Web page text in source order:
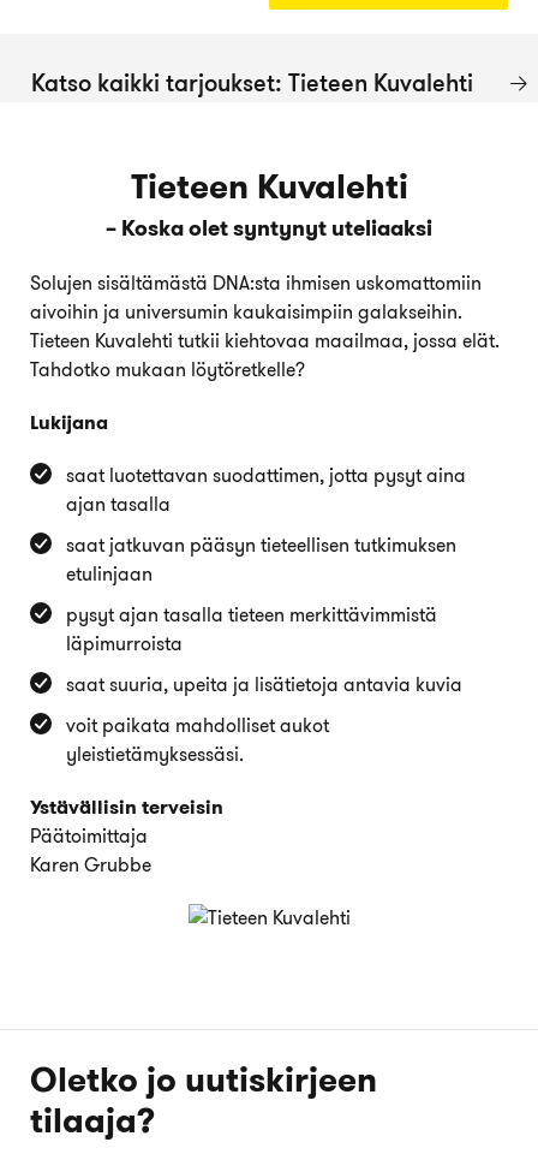
Katso kaikki tarjoukset: Tieteen Kuvalehti
Tieteen Kuvalehti
– Koska olet syntynyt uteliaaksi
Solujen sisältämästä DNA:sta ihmisen uskomattomiin
aivoihin ja universumin kaukaisimpiin galakseihin.
Tieteen Kuvalehti tutkii kiehtovaa maailmaa, jossa elät.
Tahdotko mukaan löytöretkelle?
Lukijana
saat luotettavan suodattimen, jotta pysyt aina
ajan tasalla
saat jatkuvan pääsyn tieteellisen tutkimuksen
etulinjaan
pysyt ajan tasalla tieteen merkittävimmistä
läpimurroista
saat suuria, upeita ja lisätietoja antavia kuvia
voit paikata mahdolliset aukot
yleistietämyksessäsi.
Ystävällisin terveisin
Päätoimittaja
Karen Grubbe
Oletko jo uutiskirjeen
tilaaja?